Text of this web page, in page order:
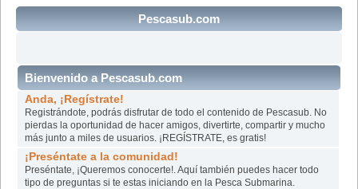
Pescasub.com
Bienvenido a Pescasub.com
Anda, ¡Regístrate!
Registrándote, podrás disfrutar de todo el contenido de Pescasub. No
pierdas la oportunidad de hacer amigos, divertirte, compartir y mucho
más junto a miles de usuarios. ¡REGÍSTRATE, es gratis!
¡Preséntate a la comunidad!
Preséntate, ¡Queremos conocerte!. Aquí también puedes hacer todo
tipo de preguntas si te estas iniciando en la Pesca Submarina.